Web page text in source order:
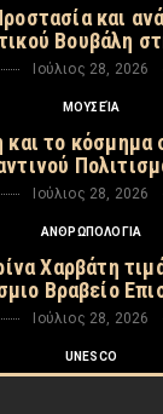
και
Βουβάλη
Ιούλιος 28, 2026
ΜΟΥΣΕΊΑ
το κόσμημα
Ιούλιος 28, 2026
ΑΝΘΡΩΠΟΛΟΓΙΑ
Χαρβάτη
Βραβείο
Ιούλιος 28, 2026
UNESCO